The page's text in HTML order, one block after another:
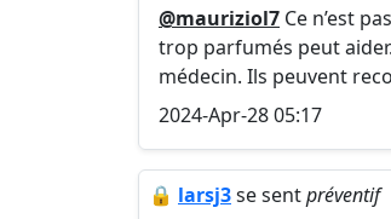
@mauriziol7 Ce n’est
trop parfumés peut
médecin. Ils peuvent
2024-Apr-28 05:17
🔒 larsj3se sentpréventif